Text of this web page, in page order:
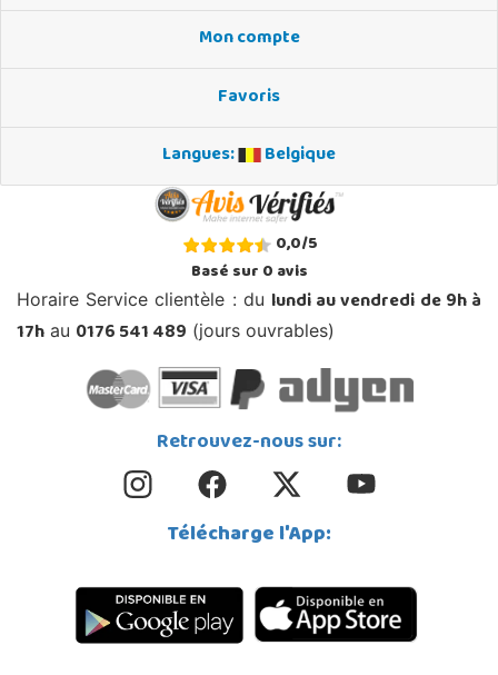
Mon compte
Favoris
Langues:
Belgique
0,0/5
Basé sur0avis
Horaire Service clientèle : du lundi au vendredi de 9h à
17h au 0176 541 489 (jours ouvrables)
Retrouvez-nous sur:
Télécharge l'App: